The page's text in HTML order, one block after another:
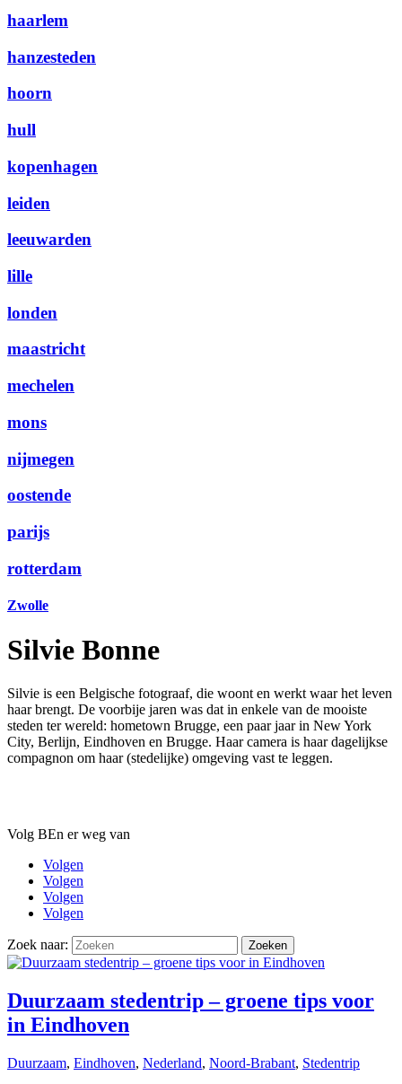
haarlem
hanzesteden
hoorn
hull
kopenhagen
leiden
leeuwarden
lille
londen
maastricht
mechelen
mons
nijmegen
oostende
parijs
rotterdam
Zwolle
Silvie Bonne
Silvie is een Belgische fotograaf, die woont en werkt waar het leven
haar brengt. De voorbije jaren was dat in enkele van de mooiste
steden ter wereld: hometown Brugge, een paar jaar in New York
City, Berlijn, Eindhoven en Brugge. Haar camera is haar dagelijkse
compagnon om haar (stedelijke) omgeving vast te leggen.
Volg BEn er weg van
Volgen
Volgen
Volgen
Volgen
Zoek naar:
Duurzaam stedentrip – groene tips voor
in Eindhoven
Duurzaam, Eindhoven, Nederland, Noord-Brabant, Stedentrip